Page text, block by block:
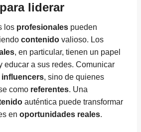
liderar
los profesionales pueden
contenido valioso. Los
, en particular, tienen un papel
educar a sus redes. Comunicar
influencers, sino de quienes
como referentes. Una
auténtica puede transformar
en oportunidades reales.